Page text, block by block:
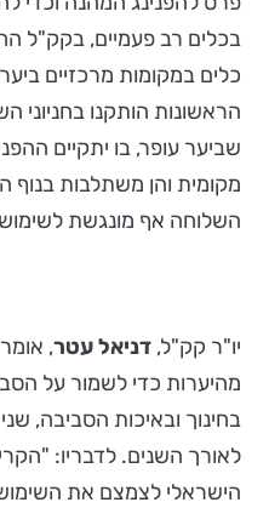
בכלים רב פעמיים, בקק"ל
כלים במקומות מרכזיים
הראשונות הותקנו בחניוני
שביער עופר, בו יתקיים
מקומית והן משתלבות בנוף
השלוחה אף מונגשת
יו"ר קק"ל, דניאלעטר,
מהיערות כדי לשמור על
בחינוך ובאיכות הסביבה,
לאורך השנים. לדבריו:
הישראלי לצמצם את